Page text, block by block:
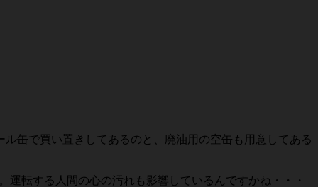
缶で買い置きしてあるのと、廃油用の空缶も用意してある
転する人間の心の汚れも影響しているんですかね・・・